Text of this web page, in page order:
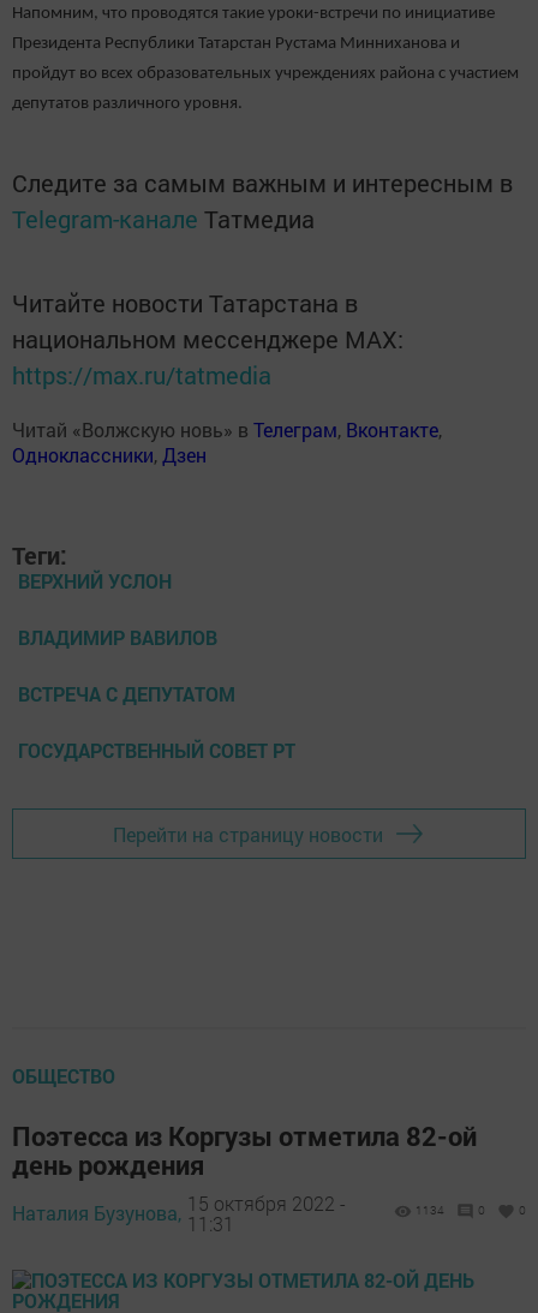
Напомним, что проводятся такие уроки-встречи по инициативе
Президента Республики Татарстан Рустама Минниханова и
пройдут во всех образовательных учреждениях района с участием
депутатов различного уровня.
Следите за самым важным и интересным в
Telegram-канале Татмедиа
Читайте новости Татарстана в
национальном мессенджере MАХ:
https://max.ru/tatmedia
Читай «Волжскую новь» в Телеграм, Вконтакте,
Одноклассники,Дзен
Теги:
ВЕРХНИЙ УСЛОН
ВЛАДИМИР ВАВИЛОВ
ВСТРЕЧА С ДЕПУТАТОМ
ГОСУДАРСТВЕННЫЙ СОВЕТ РТ
Перейти на страницу новости
ОБЩЕСТВО
Поэтесса из Коргузы отметила 82-ой
день рождения
Наталия Бузунова, 15 октября 2022 -
11:31
1134 0 0